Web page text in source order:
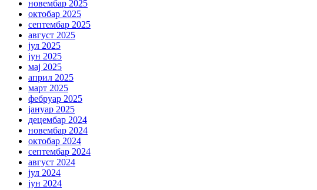
новембар 2025
октобар 2025
септембар 2025
август 2025
јул 2025
јун 2025
мај 2025
април 2025
март 2025
фебруар 2025
јануар 2025
децембар 2024
новембар 2024
октобар 2024
септембар 2024
август 2024
јул 2024
јун 2024